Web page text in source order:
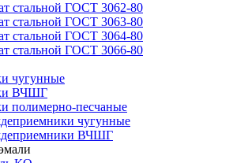
стальной ГОСТ 3062-80
стальной ГОСТ 3063-80
стальной ГОСТ 3064-80
стальной ГОСТ 3066-80
чугунные
ВЧШГ
полимерно-песчаные
чугунные
ВЧШГ